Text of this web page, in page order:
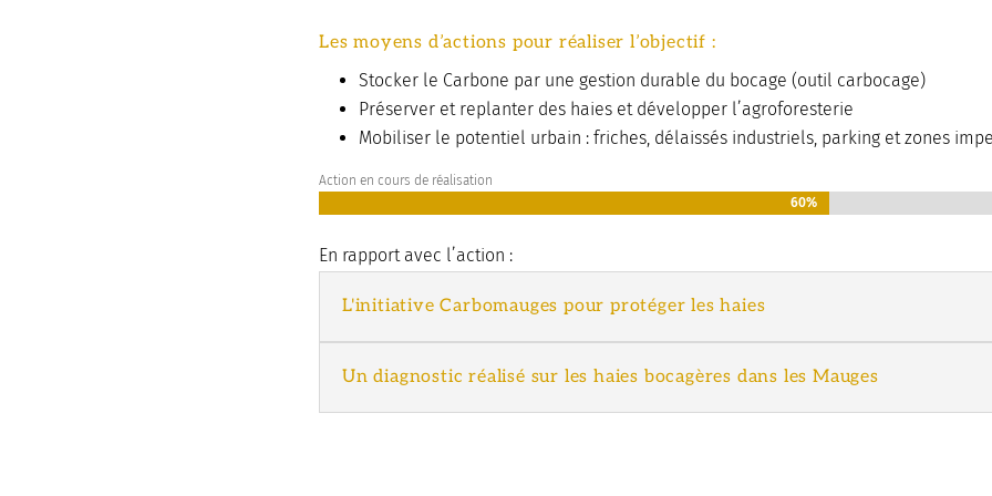
Les moyens d’actions pour réaliser l’objectif :
Stocker le Carbone par une gestion durable du bocage (outil carbocage)
Préserver et replanter des haies et développer l’agroforesterie
Mobiliser le potentiel urbain : friches, délaissés industriels, parking et zones
Action en cours de réalisation
60%
60%
En rapport avec l’action :
L'initiative Carbomauges pour protéger les haies
Un diagnostic réalisé sur les haies bocagères dans les Mauges